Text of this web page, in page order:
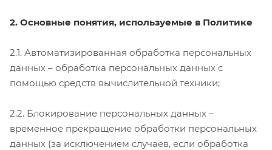
2. Основные понятия, используемые в Политике
2.1. Автоматизированная обработка персональных
данных – обработка персональных данных с
помощью средств вычислительной техники;
2.2. Блокирование персональных данных –
временное прекращение обработки персональных
данных (за исключением случаев, если обработка